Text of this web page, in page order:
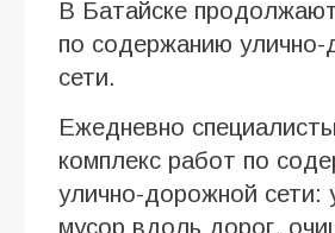
В Батайске
по содержанию улично-
сети.
Ежедневно
комплекс работ по
улично-дорожной сети:
мусор вдоль дорог,